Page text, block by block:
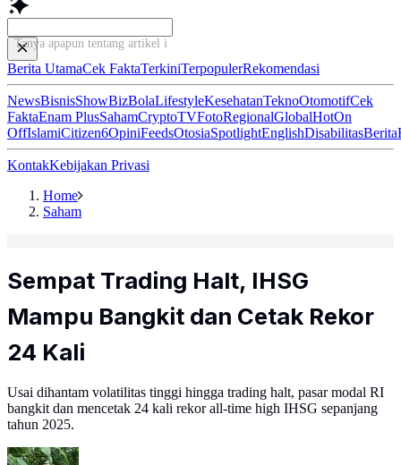
Tanya apapun tentang artikel ini...
Berita UtamaCek FaktaTerkiniTerpopulerRekomendasi
NewsBisnisShowBizBolaLifestyleKesehatanTeknoOtomotifCek
FaktaEnam PlusSahamCryptoTVFotoRegionalGlobalHotOn
OffIslamiCitizen6OpiniFeedsOtosiaSpotlightEnglishDisabilitasBerita
KontakKebijakan Privasi
Home
Saham
Sempat Trading Halt, IHSG
Mampu Bangkit dan Cetak Rekor
24 Kali
Usai dihantam volatilitas tinggi hingga trading halt, pasar modal RI
bangkit dan mencetak 24 kali rekor all-time high IHSG sepanjang
tahun 2025.